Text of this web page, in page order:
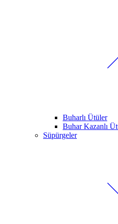
Buharlı Ütüler
Buhar Kazanlı
Süpürgeler